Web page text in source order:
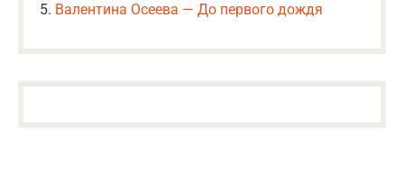
Валентина Осеева — До первого дождя